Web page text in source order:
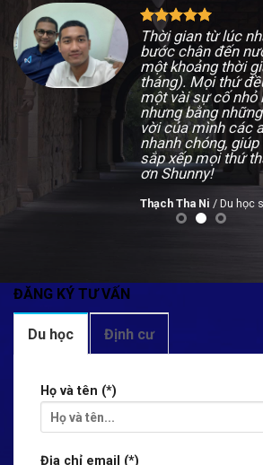
e
Upload Image...
ĐĂNG KÝ TƯ VẤN
Định cư
Họ và tên (*)
Số điện thoại (*)
Năm sinh
Chỗ ở hiện nay